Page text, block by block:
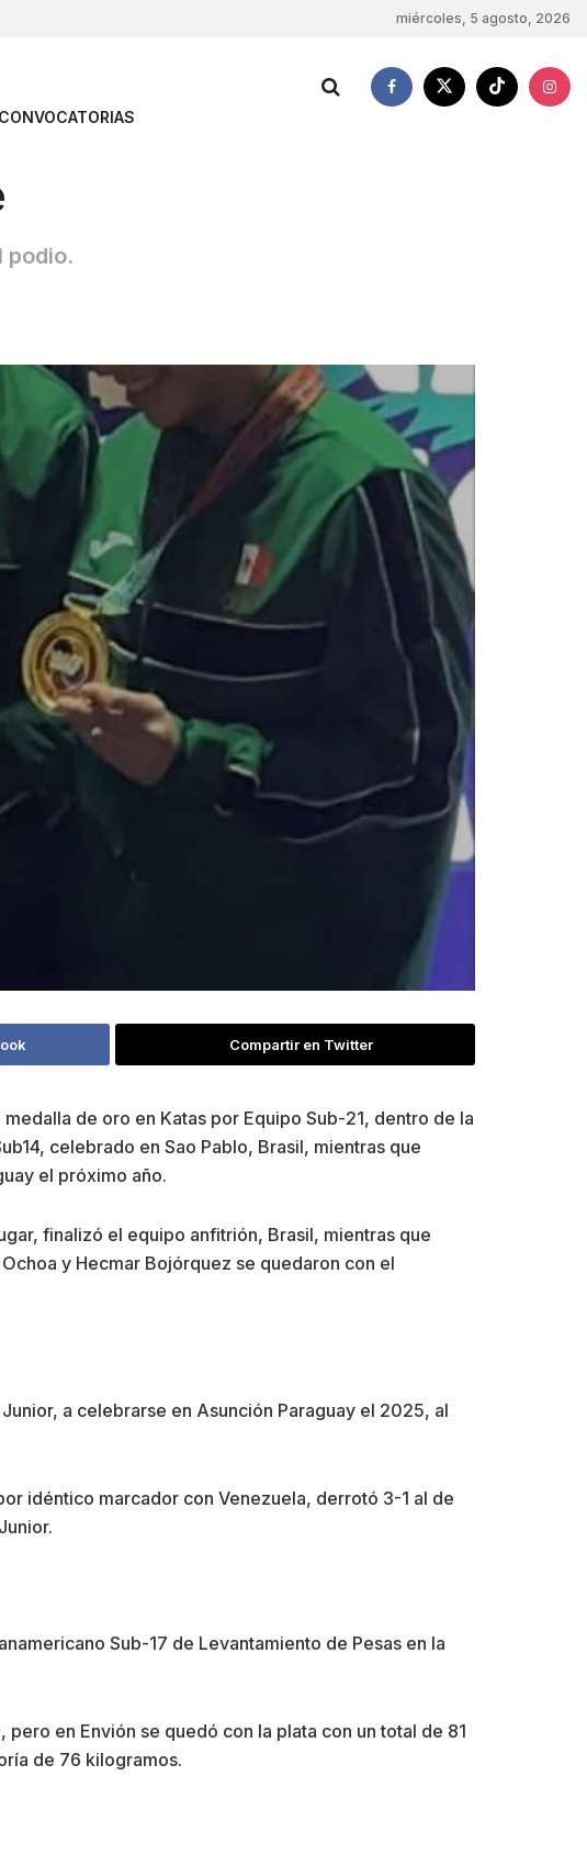
miércoles, 5 agosto, 2026
CONVOCATORIAS
podio.
Compartir en Twitter
de oro en Katas por Equipo Sub-21, dentro de la
celebrado en Sao Pablo, Brasil, mientras que
el próximo año.
finalizó el equipo anfitrión, Brasil, mientras que
y Hecmar Bojórquez se quedaron con el
a celebrarse en Asunción Paraguay el 2025, al
idéntico marcador con Venezuela, derrotó 3-1 al de
Sub-17 de Levantamiento de Pesas en la
en Envión se quedó con la plata con un total de 81
de 76 kilogramos.